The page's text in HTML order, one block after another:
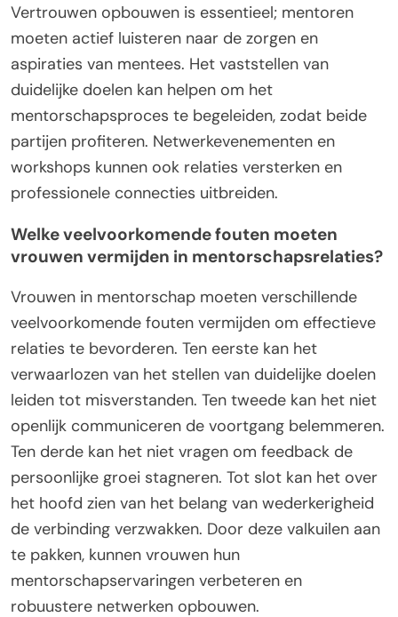
Vertrouwen opbouwen is essentieel; mentoren
moeten actief luisteren naar de zorgen en
aspiraties van mentees. Het vaststellen van
duidelijke doelen kan helpen om het
mentorschapsproces te begeleiden, zodat beide
partijen profiteren. Netwerkevenementen en
workshops kunnen ook relaties versterken en
professionele connecties uitbreiden.
Welke veelvoorkomende fouten moeten
vrouwen vermijden in mentorschapsrelaties?
Vrouwen in mentorschap moeten verschillende
veelvoorkomende fouten vermijden om effectieve
relaties te bevorderen. Ten eerste kan het
verwaarlozen van het stellen van duidelijke doelen
leiden tot misverstanden. Ten tweede kan het niet
openlijk communiceren de voortgang belemmeren.
Ten derde kan het niet vragen om feedback de
persoonlijke groei stagneren. Tot slot kan het over
het hoofd zien van het belang van wederkerigheid
de verbinding verzwakken. Door deze valkuilen aan
te pakken, kunnen vrouwen hun
mentorschapservaringen verbeteren en
robuustere netwerken opbouwen.